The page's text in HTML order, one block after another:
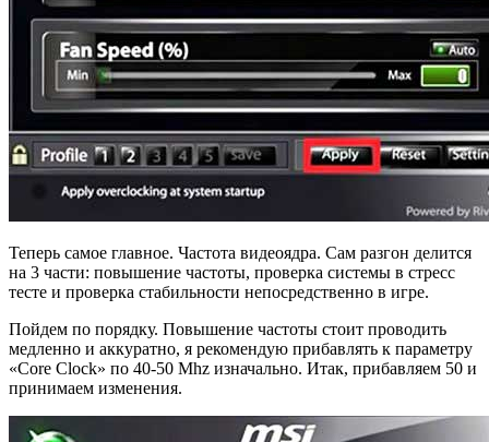
Теперь самое главное. Частота видеоядра. Сам разгон делится
на 3 части: повышение частоты, проверка системы в стресс
тесте и проверка стабильности непосредственно в игре.
Пойдем по порядку. Повышение частоты стоит проводить
медленно и аккуратно, я рекомендую прибавлять к параметру
«Core Clock» по 40-50 Mhz изначально. Итак, прибавляем 50 и
принимаем изменения.